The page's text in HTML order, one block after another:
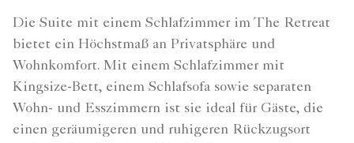
Die Suite mit einem Schlafzimmer im The Retreat
bietet ein Höchstmaß an Privatsphäre und
Wohnkomfort. Mit einem Schlafzimmer mit
Kingsize-Bett, einem Schlafsofa sowie separaten
Wohn- und Esszimmern ist sie ideal für Gäste, die
einen geräumigeren und ruhigeren Rückzugsort